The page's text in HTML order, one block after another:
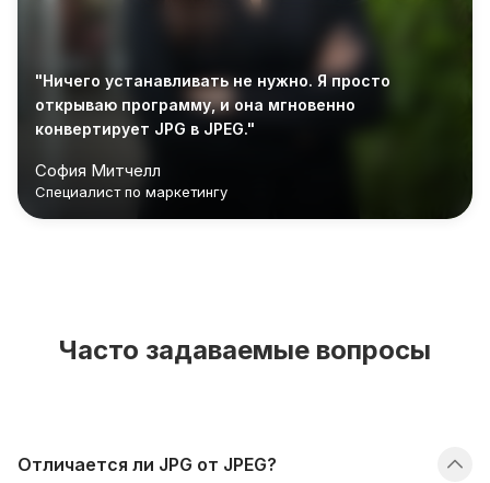
"Ничего устанавливать не нужно. Я просто
открываю программу, и она мгновенно
конвертирует JPG в JPEG."
София Митчелл
Специалист по маркетингу
Часто задаваемые вопросы
Отличается ли JPG от JPEG?